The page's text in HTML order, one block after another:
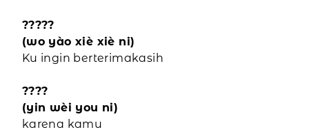
?????
(wo yào xiè xiè ni)
Ku ingin berterimakasih
????
(yin wèi you ni)
karena kamu